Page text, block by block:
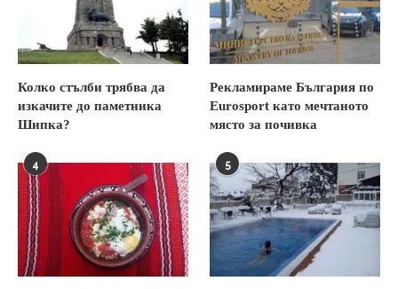
Колко стълби трябва да
изкачите до паметника
Шипка?
Рекламираме България по
Eurosport като мечтаното
място за почивка
4 5